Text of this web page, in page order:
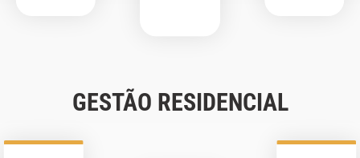
GESTÃO RESIDENCIAL